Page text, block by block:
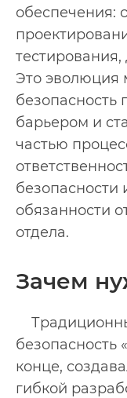
обеспечения:
Это эволюция
безопасность
барьером и
частью
безопасности
обязанности
отдела.
Зачем
безопасность
конце,
гибкой